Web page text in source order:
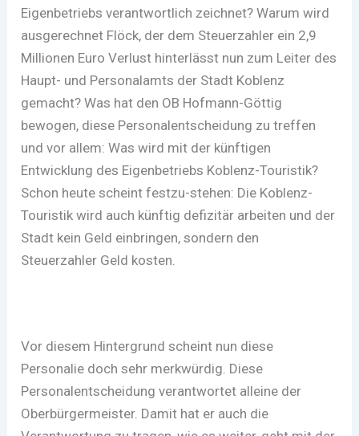
Eigenbetriebs verantwortlich zeichnet? Warum wird
ausgerechnet Flöck, der dem Steuerzahler ein 2,9
Millionen Euro Verlust hinterlässt nun zum Leiter des
Haupt- und Personalamts der Stadt Koblenz
gemacht? Was hat den OB Hofmann-Göttig
bewogen, diese Personalentscheidung zu treffen
und vor allem: Was wird mit der künftigen
Entwicklung des Eigenbetriebs Koblenz-Touristik?
Schon heute scheint festzu-stehen: Die Koblenz-
Touristik wird auch künftig defizitär arbeiten und der
Stadt kein Geld einbringen, sondern den
Steuerzahler Geld kosten.
Vor diesem Hintergrund scheint nun diese
Personalie doch sehr merkwürdig. Diese
Personalentscheidung verantwortet alleine der
Oberbürgermeister. Damit hat er auch die